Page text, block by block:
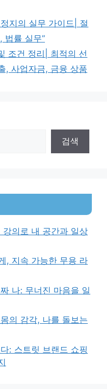
지의 실무 가이드| 절
법률 실무”
조건 정리| 최적의 선
, 사업자금, 금융 상품
검색
의로 내 공간과 일상
, 지속 가능한 무용 라
나: 무너진 마음을 일
의 감각, 나를 돌보는
: 스트릿 브랜드 쇼핑